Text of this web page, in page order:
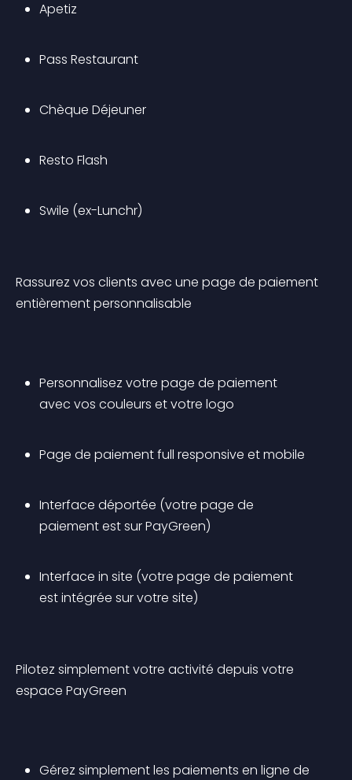
Apetiz
Pass Restaurant
Chèque Déjeuner
Resto Flash
Swile (ex-Lunchr)
Rassurez vos clients avec une page de paiement
entièrement personnalisable
Personnalisez votre page de paiement
avec vos couleurs et votre logo
Page de paiement full responsive et mobile
Interface déportée (votre page de
paiement est sur PayGreen)
Interface in site (votre page de paiement
est intégrée sur votre site)
Pilotez simplement votre activité depuis votre
espace PayGreen
Gérez simplement les paiements en ligne de